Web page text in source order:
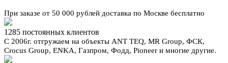
При заказе от 50 000 рублей доставка по Москве бесплатно
1285 постоянных клиентов
С 2006г. отгружаем на объекты ANT TEQ, MR Group, ФСК,
Crocus Group, ENKA, Газпром, Фодд, Pioneer и многие другие.